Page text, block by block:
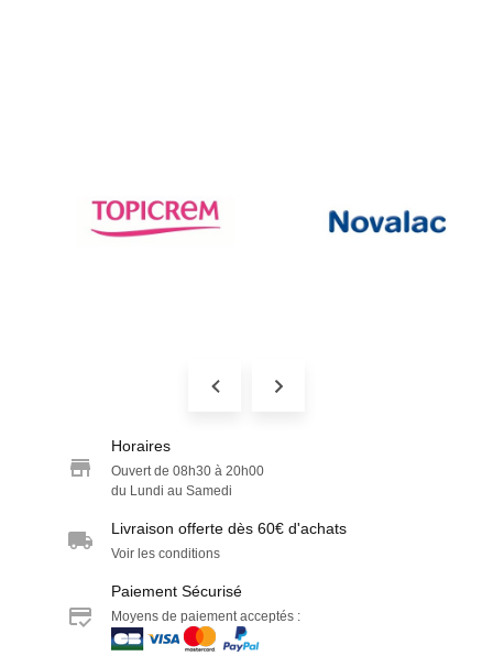
Horaires
Ouvert de 08h30 à 20h00
du Lundi au Samedi
Livraison offerte dès 60€ d'achats
Voir les conditions
Paiement Sécurisé
Moyens de paiement acceptés :